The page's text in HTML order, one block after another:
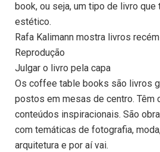
book, ou seja, um tipo de livro
estético.
Rafa Kalimann mostra livros
Reprodução
Julgar o livro pela capa
Os coffee table books são livros
postos em mesas de centro. Têm
conteúdos inspiracionais. São
com temáticas de fotografia,
arquitetura e por aí vai.